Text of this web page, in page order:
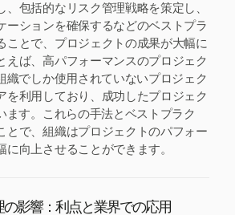
、包括的なリスク管理戦略を策定し、
ーションを確保するなどのベストプラ
ことで、プロジェクトの成果が大幅に
えば、高パフォーマンスのプロジェク
織でしか使用されていないプロジェク
を利用しており、成功したプロジェク
ます。これらの手法とベストプラク
とで、組織はプロジェクトのパフォー
に向上させることができます。
影響：利点と業界での応用